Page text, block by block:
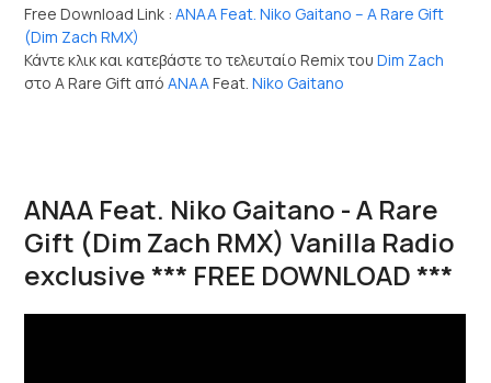
Free Download Link :ANAA Feat. Niko Gaitano – A Rare Gift
(Dim Zach RMX)
Κάντε κλικ και κατεβάστε το τελευταίο Remix τουDim Zach
στο A Rare Gift απόANAA Feat.Niko Gaitano
ANAA Feat. Niko Gaitano - A Rare
Gift (Dim Zach RMX) Vanilla Radio
exclusive *** FREE DOWNLOAD ***